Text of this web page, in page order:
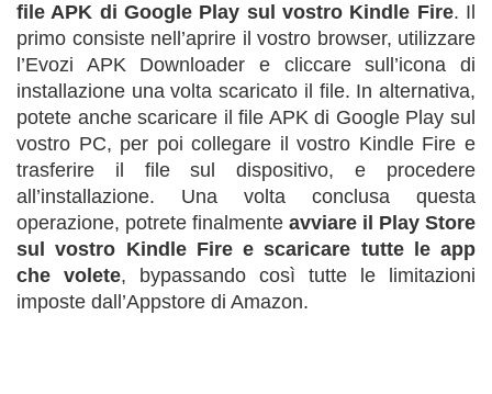
file APK di Google Play sul vostro Kindle Fire. Il
primo consiste nell’aprire il vostro browser, utilizzare
l’Evozi APK Downloader e cliccare sull’icona di
installazione una volta scaricato il file. In alternativa,
potete anche scaricare il file APK di Google Play sul
vostro PC, per poi collegare il vostro Kindle Fire e
trasferire il file sul dispositivo, e procedere
all’installazione. Una volta conclusa questa
operazione, potrete finalmente avviare il Play Store
sul vostro Kindle Fire e scaricare tutte le app
che volete, bypassando così tutte le limitazioni
imposte dall’Appstore di Amazon.